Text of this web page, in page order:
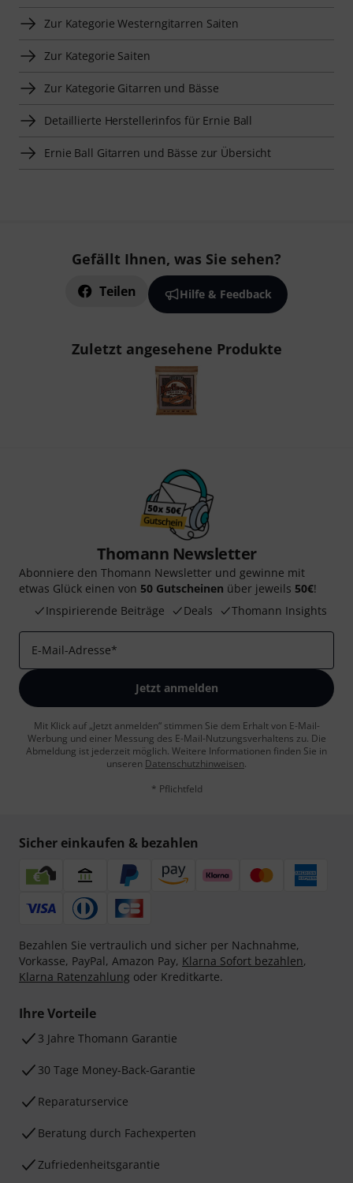
Zur Kategorie Westerngitarren Saiten
Zur Kategorie Saiten
Zur Kategorie Gitarren und Bässe
Detaillierte Herstellerinfos für Ernie Ball
Ernie Ball Gitarren und Bässe zur Übersicht
Gefällt Ihnen, was Sie sehen?
Teilen Hilfe & Feedback
Zuletzt angesehene Produkte
Thomann Newsletter
Abonniere den Thomann Newsletter und gewinne mit
etwas Glück einen von 50 Gutscheinen über jeweils 50€!
Inspirierende Beiträge
Deals Thomann Insights
E-Mail-Adresse*
Jetzt anmelden
Mit Klick auf „Jetzt anmelden“ stimmen Sie dem Erhalt von E-Mail-
Werbung und einer Messung des E-Mail-Nutzungsverhaltens zu. Die
Abmeldung ist jederzeit möglich. Weitere Informationen finden Sie in
unseren Datenschutzhinweisen.
* Pflichtfeld
Sicher einkaufen & bezahlen
Bezahlen Sie vertraulich und sicher per Nachnahme,
Vorkasse, PayPal, Amazon Pay, Klarna Sofort bezahlen,
Klarna Ratenzahlung oder Kreditkarte.
Ihre Vorteile
3 Jahre Thomann Garantie
30 Tage Money-Back-Garantie
Reparaturservice
Beratung durch Fachexperten
Zufriedenheitsgarantie